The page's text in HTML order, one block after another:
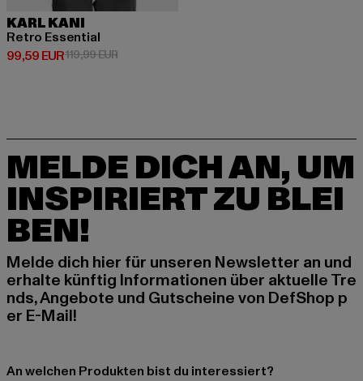
KARL KANI
Retro Essential
99,59 EUR
Derzeitiger Preis: 99,59 EUR
119,99 EURAktionspreis: 119,99 EUR
MELDE DICH AN, UM
INSPIRIERT ZU BLEI
BEN!
Melde dich hier für unseren Newsletter an und
erhalte künftig Informationen über aktuelle Tre
nds, Angebote und Gutscheine von DefShop p
er E-Mail!
An welchen Produkten bist du interessiert?